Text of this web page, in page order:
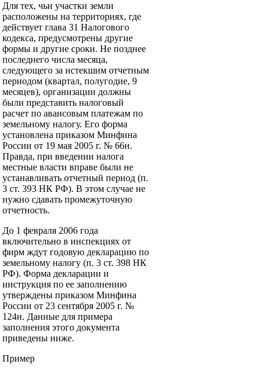
Для тех, чьи участки земли
расположены на территориях, где
действует глава 31 Налогового
кодекса, предусмотрены другие
формы и другие сроки. Не позднее
последнего числа месяца,
следующего за истекшим отчетным
периодом (квартал, полугодие, 9
месяцев), организации должны
были представить налоговый
расчет по авансовым платежам по
земельному налогу. Его форма
установлена приказом Минфина
России от 19 мая 2005 г. № 66н.
Правда, при введении налога
местные власти вправе были не
устанавливать отчетный период (п.
3 ст. 393 НК РФ). В этом случае не
нужно сдавать промежуточную
отчетность.
До 1 февраля 2006 года
включительно в инспекциях от
фирм ждут годовую декларацию по
земельному налогу (п. 3 ст. 398 НК
РФ). Форма декларации и
инструкция по ее заполнению
утверждены приказом Минфина
России от 23 сентября 2005 г. №
124н. Данные для примера
заполнения этого документа
приведены ниже.
Пример